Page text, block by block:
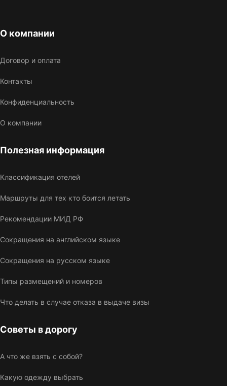
О компании
Договор и оплата
Контакты
Конфиденциальность
О компании
Полезная информация
Классификация отелей
Маршруты для тех кто боится летать
Рекомендации МИД РФ
Сокращения на английском языке
Сокращения на русском языке
Типы размещений и номеров
Что делать в случае отказа в выдаче визы
Советы в дорогу
А что же взять с собой?
Какую одежду выбрать